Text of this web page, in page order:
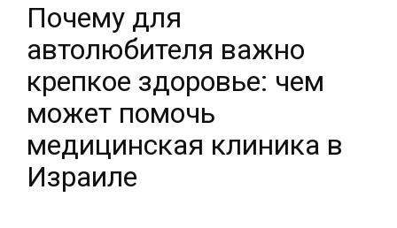
Почему для
автолюбителя важно
крепкое здоровье: чем
может помочь
медицинская клиника в
Израиле